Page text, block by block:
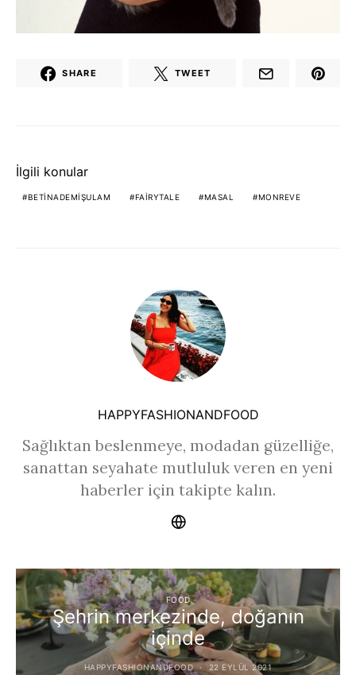
SHARE TWEET
İlgili konular
BETINADEMIŞULAM FAIRYTALE MASAL MONREVE
HAPPYFASHIONANDFOOD
Sağlıktan beslenmeye, modadan güzelliğe,
sanattan seyahate mutluluk veren en yeni
haberler için takipte kalın.
FOOD
Şehrin merkezinde, doğanın
içinde
HAPPYFASHIONANDFOOD 22 EYLÜL 2021